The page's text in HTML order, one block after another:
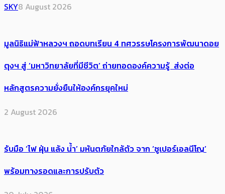
SKY8 August 2026
มูลนิธิแม่ฟ้าหลวงฯ ถอดบทเรียน 4 ทศวรรษโครงการพัฒนาดอย
ตุงฯ สู่ ‘มหาวิทยาลัยที่มีชีวิต’ ถ่ายทอดองค์ความรู้ ส่งต่อ
หลักสูตรความยั่งยืนให้องค์กรยุคใหม่
2 August 2026
รับมือ ‘ไฟ ฝุ่น แล้ง น้ำ’ มหันตภัยใกล้ตัว จาก ‘ซูเปอร์เอลนีโญ’
พร้อมทางรอดและการปรับตัว